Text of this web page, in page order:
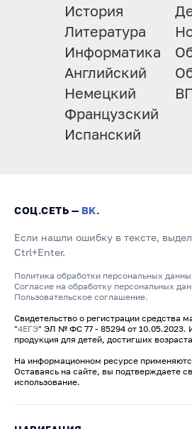
История
Литература
Информатика
Английский
Немецкий
Французский
Испанский
СОЦ.СЕТЬ — ВК.
Если нашли ошибку в тексте,
Ctrl+Enter.
Политика обработки персональных
Согласие на обработку персональных
Пользовательское соглашение.
Свидетельство о регистрации средства
"4ЕГЭ" ЭЛ № ФС 77 - 85294 от 10.05.2023.
продукция для детей, достигших
На информационном ресурсе
Оставаясь на сайте, вы подтверждаете
использование.